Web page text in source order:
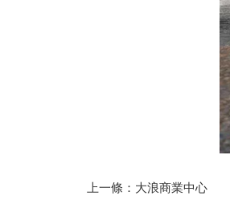
上一條： 大浪商業中心